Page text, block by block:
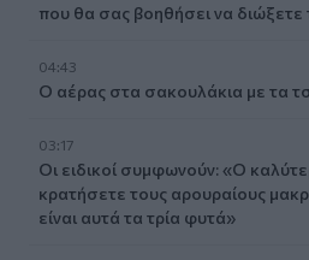
που θα σας βοηθήσει να διώξετε
04:43
Ο αέρας στα σακουλάκια με τα
03:17
Οι ειδικοί συμφωνούν: «Ο
κρατήσετε τους αρουραίους
είναι αυτά τα τρία φυτά»